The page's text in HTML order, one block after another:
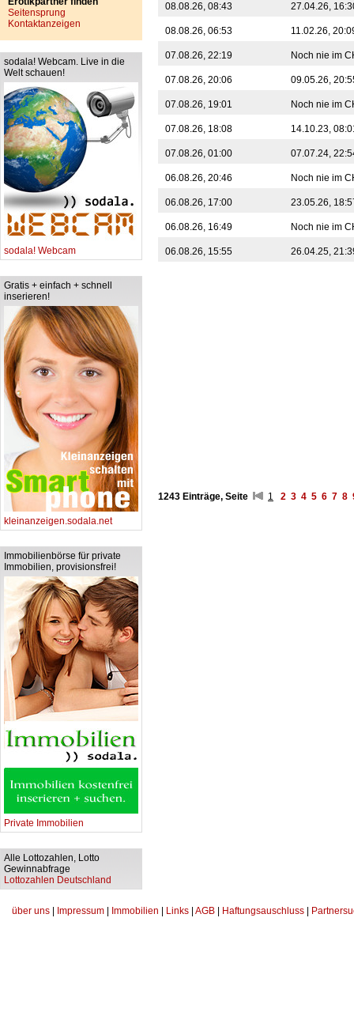
Seitensprung
Kontaktanzeigen
sodala! Webcam. Live in die
Welt schauen!
sodala! Webcam
Gratis + einfach + schnell
inserieren!
kleinanzeigen.sodala.net
Immobilienbörse für private
Immobilien, provisionsfrei!
Private Immobilien
Alle Lottozahlen, Lotto
Gewinnabfrage
Lottozahlen Deutschland
08.08.26, 08:43 27.04.26,
08.08.26, 06:53 11.02.26,
07.08.26, 22:19 Noch nie im
07.08.26, 20:06 09.05.26,
07.08.26, 19:01 Noch nie im
07.08.26, 18:08 14.10.23,
07.08.26, 01:00 07.07.24,
06.08.26, 20:46 Noch nie im
06.08.26, 17:00 23.05.26,
06.08.26, 16:49 Noch nie im
06.08.26, 15:55 26.04.25,
1243 Einträge, Seite 1 2 3 4 5 6 7 8
über uns Impressum Immobilien Links AGB Haftungsauschluss